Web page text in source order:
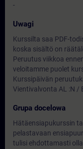
-
Uwagi
Kurssilta saa PDF-
koska sisältö on
Peruutus viikkoa
veloitamme puolet
Kurssipäivän
Vientivalvonta AL :N /
Grupa docelowa
Hätäensiapukurssin
pelastavaan
tulisi ehdottamasti